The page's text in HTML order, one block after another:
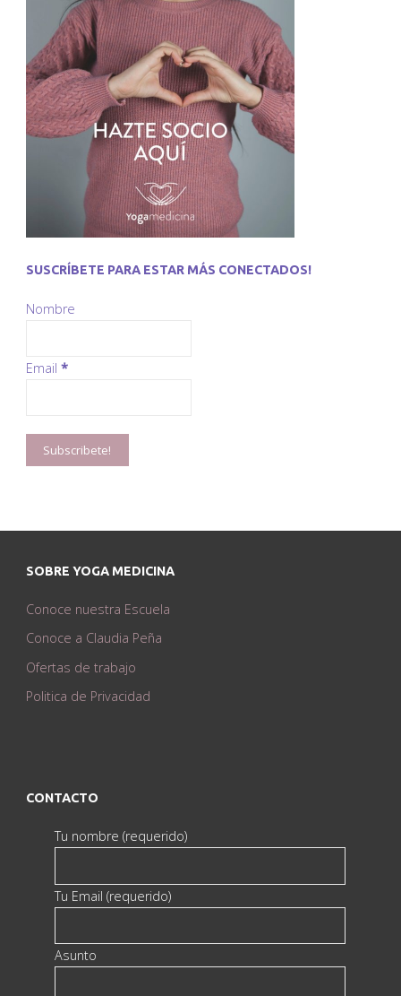
SUSCRÍBETE PARA ESTAR MÁS CONECTADOS!
Nombre
Email *
SOBRE YOGA MEDICINA
Conoce nuestra Escuela
Conoce a Claudia Peña
Ofertas de trabajo
Politica de Privacidad
CONTACTO
Tu nombre (requerido)
Tu Email (requerido)
Asunto